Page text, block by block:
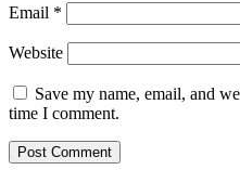
Email *
Website
Save my name, email, and
time I comment.